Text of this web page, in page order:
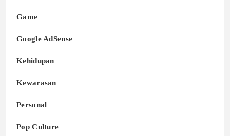
Game
Google AdSense
Kehidupan
Kewarasan
Personal
Pop Culture